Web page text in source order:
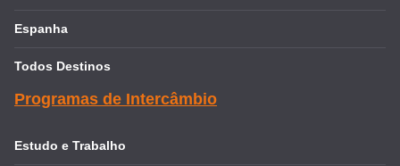
Espanha
Todos Destinos
Programas de Intercâmbio
Estudo e Trabalho